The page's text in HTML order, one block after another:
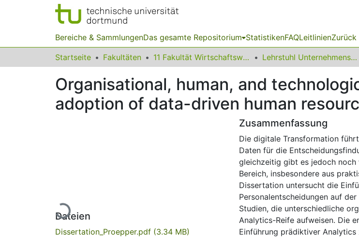
Bereiche & SammlungenDas gesamte Repositorium StatistikenFAQLeitlinien
Startseite Fakultäten 11 Fakultät Wirtschaftswissenschaften Lehrstuhl Unternehmensrechnung und Controlling
Organisational, human, and
adoption of data-driven human
Lade...
Dateien
Dissertation_Proepper.pdf (3.34 MB)
Zusammenfassung
Die digitale Transformation
Daten für die
gleichzeitig gibt es jedoch noch
Bereich, insbesondere aus
Dissertation untersucht die
Personalentscheidungen auf
Studien, die unterschiedliche
Analytics-Reife aufweisen. Die
Einführung prädiktiver